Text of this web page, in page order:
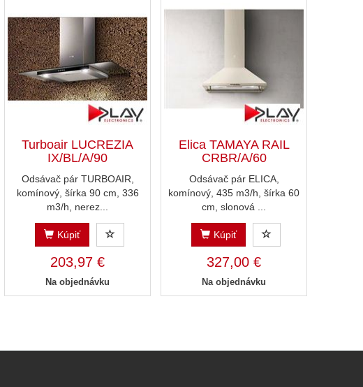
Turboair LUCREZIA
IX/BL/A/90
Odsávač pár TURBOAIR,
komínový, šírka 90 cm, 336
m3/h, nerez...
Kúpiť
203,97 €
Na objednávku
Elica TAMAYA RAIL
CRBR/A/60
Odsávač pár ELICA,
komínový, 435 m3/h, šírka 60
cm, slonová ...
Kúpiť
327,00 €
Na objednávku